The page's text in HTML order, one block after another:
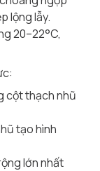
lộng lẫy.
20–22°C,
cột thạch nhũ
tạo hình
lớn nhất